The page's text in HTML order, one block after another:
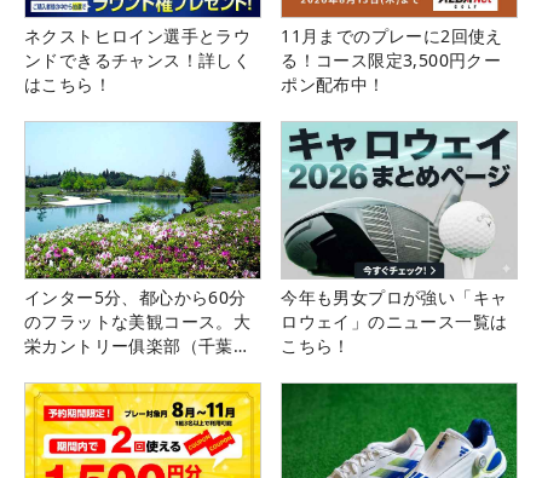
ネクストヒロイン選手とラウ
ンドできるチャンス！詳しく
はこちら！
11月までのプレーに2回使え
る！コース限定3,500円クー
ポン配布中！
インター5分、都心から60分
のフラットな美観コース。大
栄カントリー俱楽部（千葉
今年も男女プロが強い「キャ
ロウェイ」のニュース一覧は
こちら！